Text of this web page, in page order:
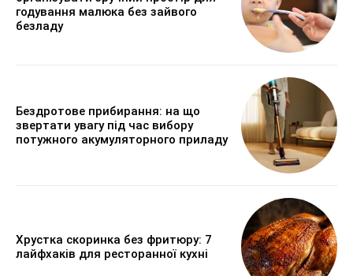
годування малюка без зайвого
безладу
Бездротове прибирання: на що
звертати увагу під час вибору
потужного акумуляторного приладу
Хрустка скоринка без фритюру: 7
лайфхаків для ресторанної кухні